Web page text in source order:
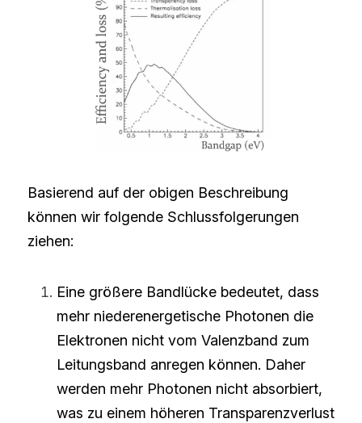
Basierend auf der obigen Beschreibung
können wir folgende Schlussfolgerungen
ziehen:
Eine größere Bandlücke bedeutet, dass
mehr niederenergetische Photonen die
Elektronen nicht vom Valenzband zum
Leitungsband anregen können. Daher
werden mehr Photonen nicht absorbiert,
was zu einem höheren Transparenzverlust